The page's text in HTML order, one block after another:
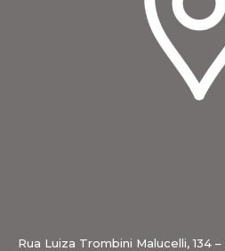
Rua Luiza Trombini Malucelli, 134